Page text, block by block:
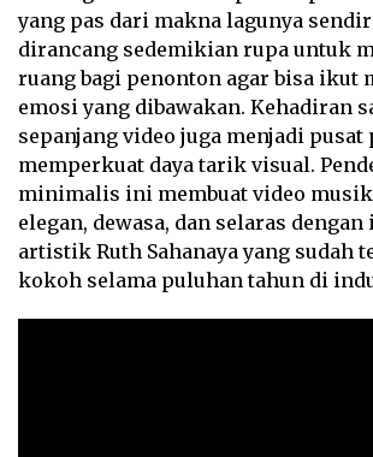
yang pas dari makna lagunya
dirancang sedemikian rupa untuk
ruang bagi penonton agar bisa ikut
emosi yang dibawakan. Kehadiran
sepanjang video juga menjadi
memperkuat daya tarik visual.
minimalis ini membuat video
elegan, dewasa, dan selaras
artistik Ruth Sahanaya yang sudah
kokoh selama puluhan tahun di